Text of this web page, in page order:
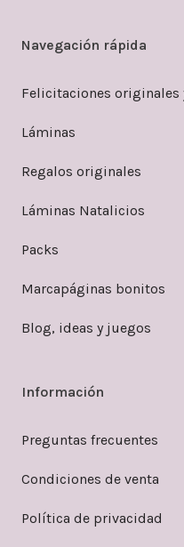
Navegación rápida
Felicitaciones originales
Láminas
Regalos originales
Láminas Natalicios
Packs
Marcapáginas bonitos
Blog, ideas y juegos
Información
Preguntas frecuentes
Condiciones de venta
Política de privacidad